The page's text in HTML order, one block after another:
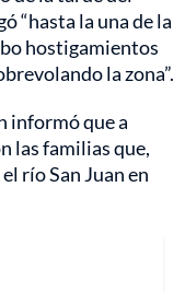
“hasta la una de la
hostigamientos
la zona”.
informó que a
las familias que,
río San Juan en